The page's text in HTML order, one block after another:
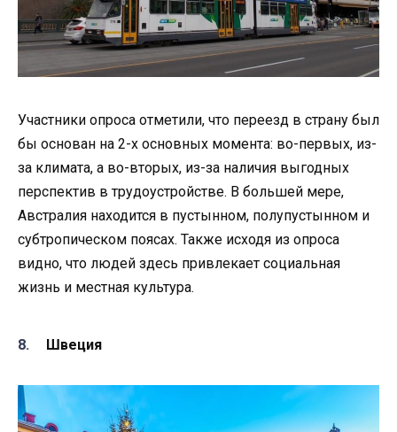
Участники опроса отметили, что переезд в страну был
бы основан на 2-х основных момента: во-первых, из-
за климата, а во-вторых, из-за наличия выгодных
перспектив в трудоустройстве. В большей мере,
Австралия находится в пустынном, полупустынном и
субтропическом поясах. Также исходя из опроса
видно, что людей здесь привлекает социальная
жизнь и местная культура.
Швеция